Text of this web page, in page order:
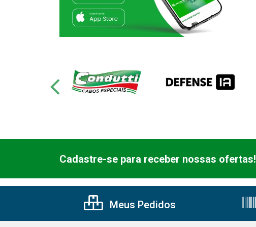
Cadastre-se para receber nossas ofertas!
Meus Pedidos